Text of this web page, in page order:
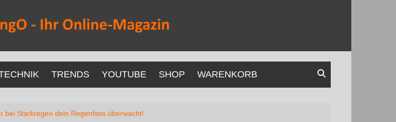
TRENDS YOUTUBE SHOP WARENKORB
bei Starkregen dein Regenfass überwacht!